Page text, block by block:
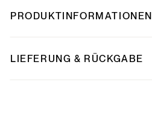
PRODUKTINFORMATIONEN
LIEFERUNG & RÜCKGABE